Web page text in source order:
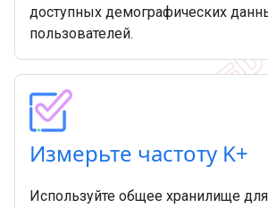
доступных демографических
пользователей.
Измерьте частоту K+
Используйте общее хранилище